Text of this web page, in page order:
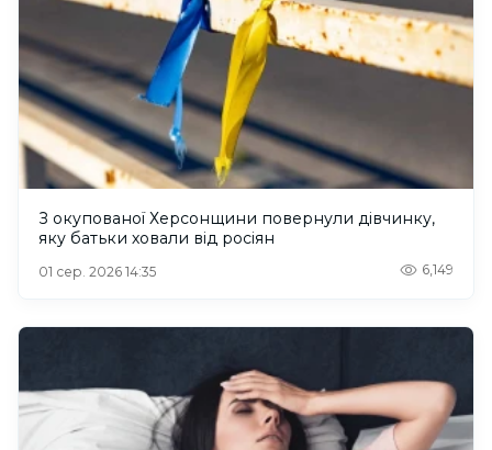
З окупованої Херсонщини повернули дівчинку,
яку батьки ховали від росіян
01 сер. 2026 14:35 6,149